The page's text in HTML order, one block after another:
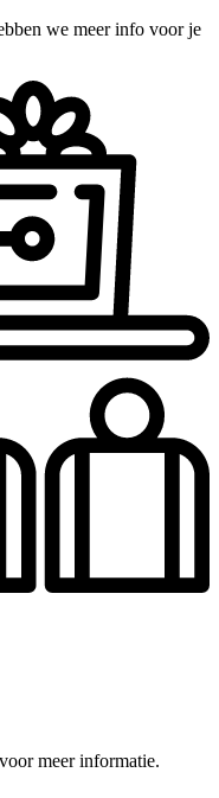
we meer info voor je
meer informatie.